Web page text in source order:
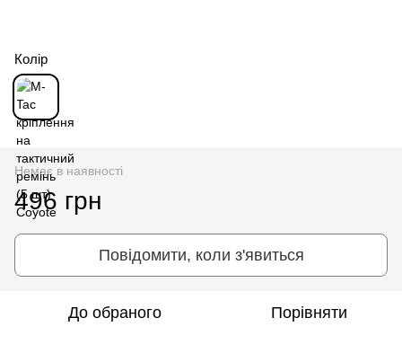
Колір
Немає в наявності
496 грн
Повідомити, коли з'явиться
До обраного Порівняти